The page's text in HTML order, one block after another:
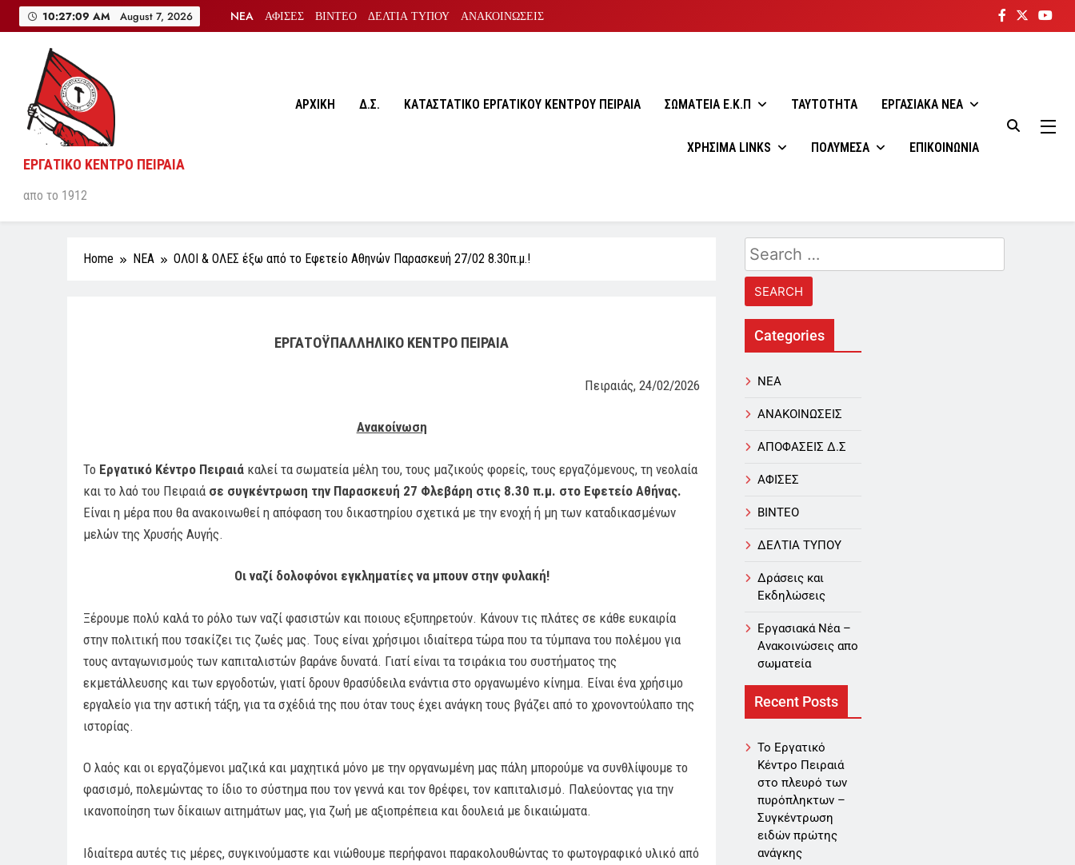
Skip
10:27:10 AM August 7, 2026 NEA ΑΦΙΣΕΣ ΒΙΝΤΕΟ ΔΕΛΤΙΑ ΤΥΠΟΥ ΑΝΑΚΟΙΝΩΣΕΙΣ
ΕΡΓΑΤΙΚΟ ΚΕΝΤΡΟ ΠΕΙΡΑΙΑ
απο το 1912
ΑΡΧΙΚΗ Δ.Σ. ΚΑΤΑΣΤΑΤΙΚΟ ΕΡΓΑΤΙΚΟΥ ΚΕΝΤΡΟΥ ΠΕΙΡΑΙΑ ΣΩΜΑΤΕΙA E.K.Π ΤΑΥΤΟΤΗΤΑ ΕΡΓΑΣΙΑΚΑ ΝΕΑ
ΧΡΗΣΙΜΑ LINKS ΠΟΛΥΜΕΣΑ ΕΠΙΚΟΙΝΩΝΙΑ
Home NEA ΟΛΟΙ & ΟΛΕΣ έξω από το Εφετείο Αθηνών Παρασκευή 27/02 8.30π.μ.!
ΕΡΓΑΤΟΫΠΑΛΛΗΛΙΚΟ ΚΕΝΤΡΟ ΠΕΙΡΑΙΑ
Πειραιάς, 24/02/2026
Ανακοίνωση
Το Εργατικό Κέντρο Πειραιά καλεί τα σωματεία μέλη του, τους μαζικούς φορείς, τους εργαζόμενους, τη νεολαία
και το λαό του Πειραιά σε συγκέντρωση την Παρασκευή 27 Φλεβάρη στις 8.30 π.μ. στο Εφετείο Αθήνας.
Είναι η μέρα που θα ανακοινωθεί η απόφαση του δικαστηρίου σχετικά με την ενοχή ή μη των καταδικασμένων
μελών της Χρυσής Αυγής.
Οι ναζί δολοφόνοι εγκληματίες να μπουν στην φυλακή!
Ξέρουμε πολύ καλά το ρόλο των ναζί φασιστών και ποιους εξυπηρετούν. Κάνουν τις πλάτες σε κάθε ευκαιρία
στην πολιτική που τσακίζει τις ζωές μας. Τους είναι χρήσιμοι ιδιαίτερα τώρα που τα τύμπανα του πολέμου για
τους ανταγωνισμούς των καπιταλιστών βαράνε δυνατά. Γιατί είναι τα τσιράκια του συστήματος της
εκμετάλλευσης και των εργοδοτών, γιατί δρουν θρασύδειλα ενάντια στο οργανωμένο κίνημα. Είναι ένα χρήσιμο
εργαλείο για την αστική τάξη, για τα σχέδιά της που όταν τους έχει ανάγκη τους βγάζει από το χρονοντούλαπο της
ιστορίας.
Ο λαός και οι εργαζόμενοι μαζικά και μαχητικά μόνο με την οργανωμένη μας πάλη μπορούμε να συνθλίψουμε το
φασισμό, πολεμώντας το ίδιο το σύστημα που τον γεννά και τον θρέφει, τον καπιταλισμό. Παλεύοντας για την
ικανοποίηση των δίκαιων αιτημάτων μας, για ζωή με αξιοπρέπεια και δουλειά με δικαιώματα.
Ιδιαίτερα αυτές τις μέρες, συγκινούμαστε και νιώθουμε περήφανοι παρακολουθώντας το φωτογραφικό υλικό από
Search
for:
Categories
NEA
ΑΝΑΚΟΙΝΩΣΕΙΣ
ΑΠΟΦΑΣΕΙΣ Δ.Σ
ΑΦΙΣΕΣ
ΒΙΝΤΕΟ
ΔΕΛΤΙΑ ΤΥΠΟΥ
Δράσεις και
Εκδηλώσεις
Εργασιακά Νέα –
Aνακοινώσεις απο
σωματεία
Recent Posts
Το Εργατικό
Κέντρο Πειραιά
στο πλευρό των
πυρόπληκτων –
Συγκέντρωση
ειδών πρώτης
ανάγκης